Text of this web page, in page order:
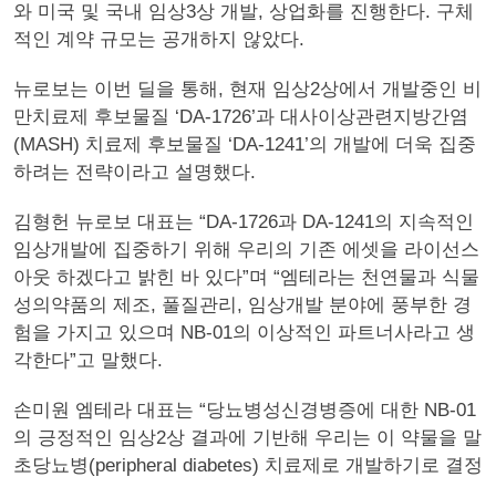
와 미국 및 국내 임상3상 개발, 상업화를 진행한다. 구체
적인 계약 규모는 공개하지 않았다.
뉴로보는 이번 딜을 통해, 현재 임상2상에서 개발중인 비
만치료제 후보물질 ‘DA-1726’과 대사이상관련지방간염
(MASH) 치료제 후보물질 ‘DA-1241’의 개발에 더욱 집중
하려는 전략이라고 설명했다.
김형헌 뉴로보 대표는 “DA-1726과 DA-1241의 지속적인
임상개발에 집중하기 위해 우리의 기존 에셋을 라이선스
아웃 하겠다고 밝힌 바 있다”며 “엠테라는 천연물과 식물
성의약품의 제조, 풀질관리, 임상개발 분야에 풍부한 경
험을 가지고 있으며 NB-01의 이상적인 파트너사라고 생
각한다”고 말했다.
손미원 엠테라 대표는 “당뇨병성신경병증에 대한 NB-01
의 긍정적인 임상2상 결과에 기반해 우리는 이 약물을 말
초당뇨병(peripheral diabetes) 치료제로 개발하기로 결정